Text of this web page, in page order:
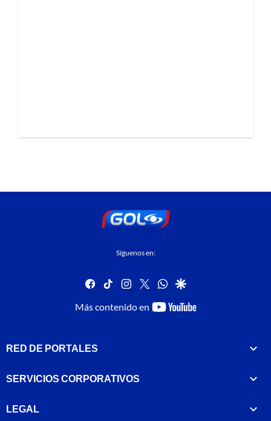
Síguenos en:
facebook
tiktok instagram
twitterwhatsapp
google
Más contenido en
youtube-
RED DE PORTALES
SERVICIOS CORPORATIVOS
LEGAL